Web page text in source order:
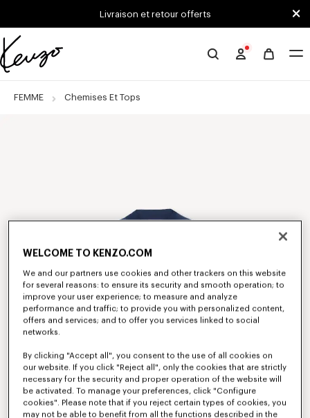
Skip to main content
Skip to footer contentLivraison et retour offerts
Site
KENZO
FEMME Chemises Et Tops
WELCOME TO KENZO.COM
We and our partners use cookies and other trackers on this website
for several reasons: to ensure its security and smooth operation; to
improve your user experience; to measure and analyze
performance and traffic; to provide you with personalized content,
offers and services; and to offer you services linked to social
networks.
By clicking "Accept all", you consent to the use of all cookies on
our website. If you click "Reject all", only the cookies that are strictly
necessary for the security and proper operation of the website will
be activated. To manage your preferences, click "Configure
cookies". Please note that if you reject certain types of cookies, you
may not be able to benefit from all the functions described in the